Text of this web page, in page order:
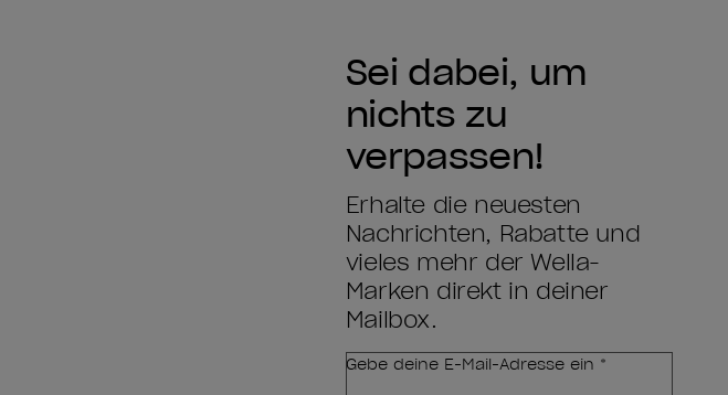
Sei dabei, um
nichts zu
verpassen!
Erhalte die neuesten
Nachrichten, Rabatte und
vieles mehr der Wella-
Marken direkt in deiner
Mailbox.
Gebe deine E-Mail-Adresse ein *